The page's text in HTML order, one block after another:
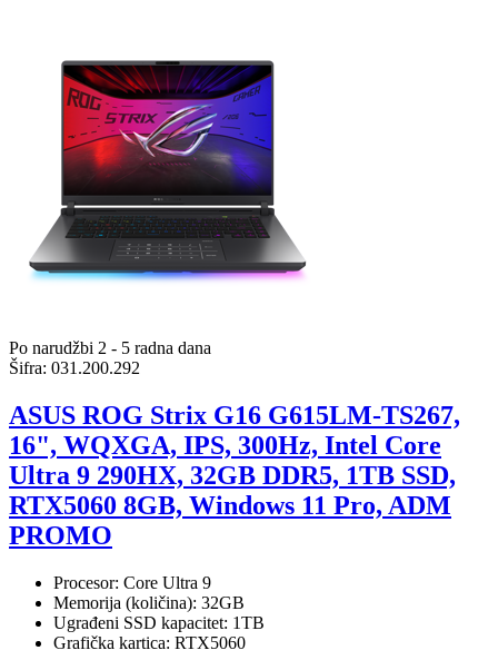
Po narudžbi 2 - 5 radna dana
Šifra: 031.200.292
ASUS ROG Strix G16 G615LM-TS267,
16", WQXGA, IPS, 300Hz, Intel Core
Ultra 9 290HX, 32GB DDR5, 1TB SSD,
RTX5060 8GB, Windows 11 Pro, ADM
PROMO
Procesor: Core Ultra 9
Memorija (količina): 32GB
Ugrađeni SSD kapacitet: 1TB
Grafička kartica: RTX5060